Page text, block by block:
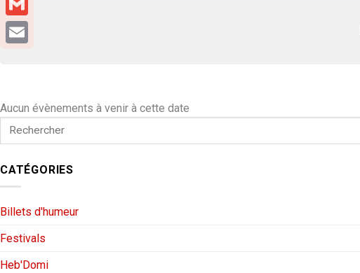
Aucun évènements à venir à cette date
CATÉGORIES
Billets d'humeur
Festivals
Heb'Domi
Gmail